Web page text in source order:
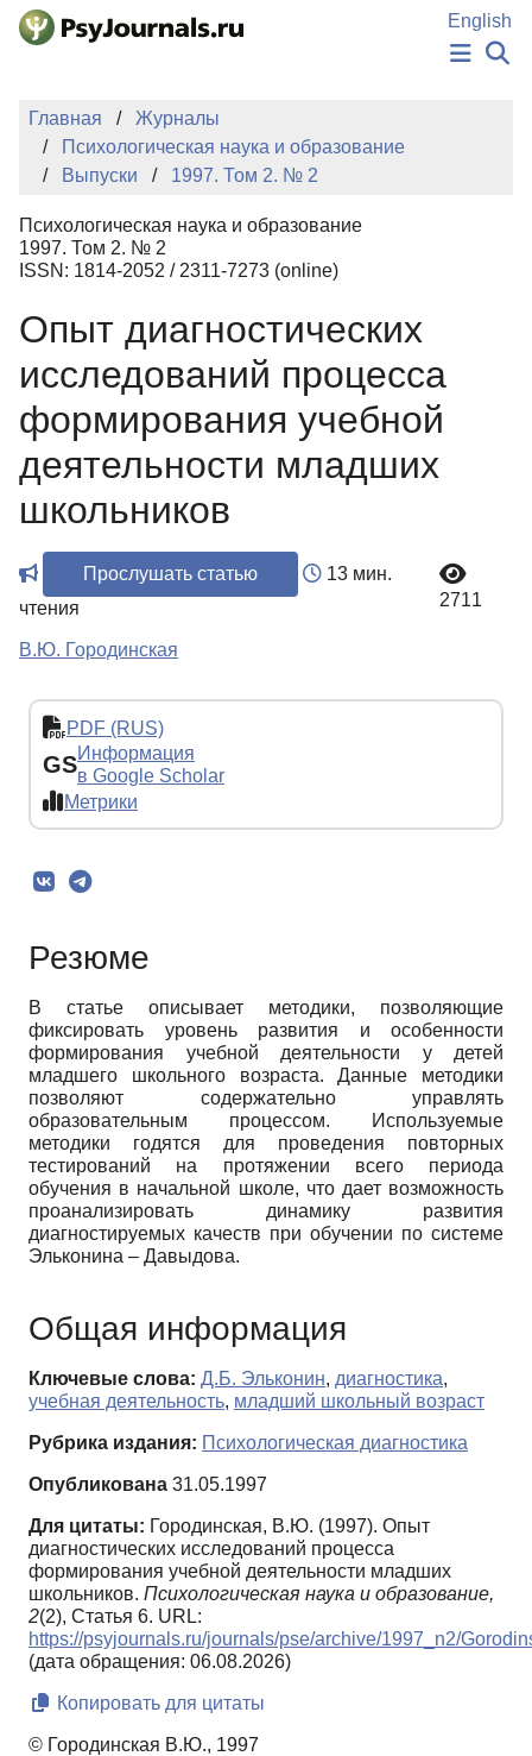
Перейти к основному содержанию
English
НОВОСТИ
ИЗДАНИЯ
АВТОРЫ
БАЗА ЗНАНИЙ
КЛЮЧЕВЫЕ СЛОВА
Регистрация
Главная
Журналы
Психологическая наука и образование
Выпуски
1997. Том 2. № 2
Психологическая наука и образование
1997. Том 2. № 2
ISSN: 1814-2052 / 2311-7273 (online)
Опыт диагностических
исследований процесса
формирования учебной
деятельности младших
школьников
Прослушать статью
13 мин.
чтения
2711
В.Ю. Городинская
PDF (RUS)
GSИнформация
в Google Scholar
Метрики
Резюме
В статье описывает методики, позволяющие
фиксировать уровень развития и особенности
формирования учебной деятельности у детей
младшего школьного возраста. Данные методики
позволяют содержательно управлять
образовательным процессом. Используемые
методики годятся для проведения повторных
тестирований на протяжении всего периода
обучения в начальной школе, что дает возможность
проанализировать динамику развития
диагностируемых качеств при обучении по системе
Эльконина – Давыдова.
Общая информация
Ключевые слова: Д.Б. Эльконин, диагностика,
учебная деятельность, младший школьный возраст
Рубрика издания: Психологическая диагностика
Опубликована 31.05.1997
Для цитаты: Городинская, В.Ю. (1997). Опыт
диагностических исследований процесса
формирования учебной деятельности младших
школьников. Психологическая наука и образование,
2(2), Статья 6. URL:
https://psyjournals.ru/journals/pse/archive/1997_n2/
(дата обращения: 06.08.2026)
Копировать для цитаты
© Городинская В.Ю., 1997